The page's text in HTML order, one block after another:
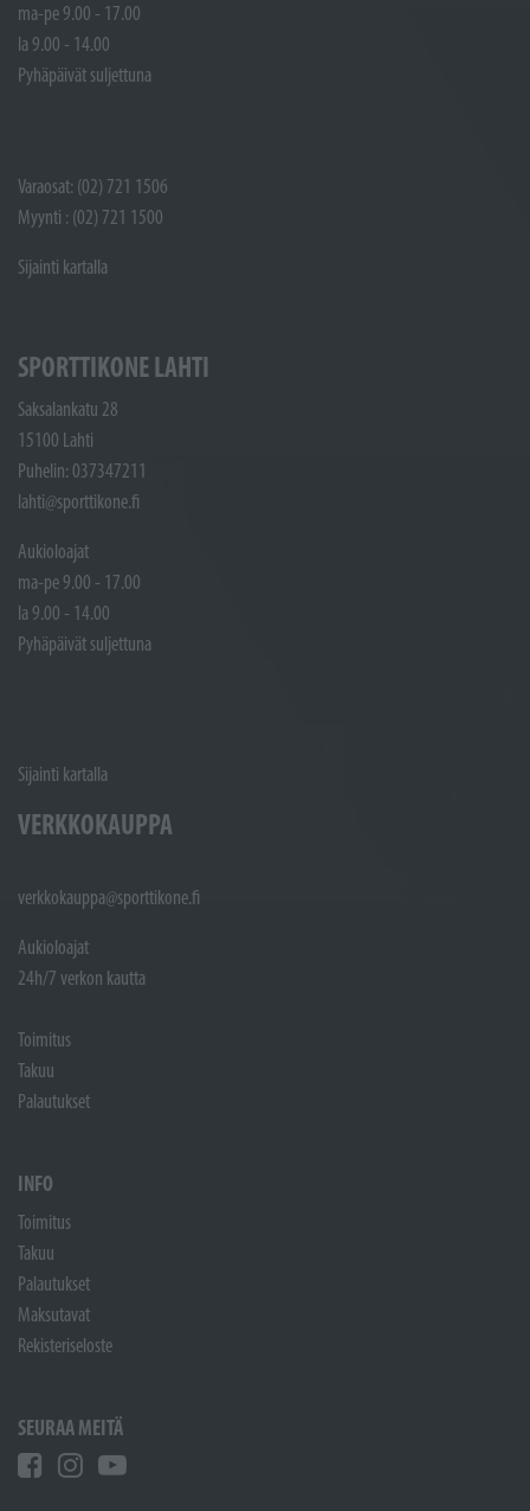
ma-pe 9.00 - 17.00
la 9.00 - 14.00
Pyhäpäivät suljettuna
Varaosat: (02) 721 1506
Myynti : (02) 721 1500
Sijainti kartalla
SPORTTIKONE LAHTI
Saksalankatu 28
15100 Lahti
Puhelin: 037347211
lahti@sporttikone.fi
Aukioloajat
ma-pe 9.00 - 17.00
la 9.00 - 14.00
Pyhäpäivät suljettuna
Sijainti kartalla
VERKKOKAUPPA
verkkokauppa@sporttikone.fi
Aukioloajat
24h/7 verkon kautta
Toimitus
Takuu
Palautukset
INFO
Toimitus
Takuu
Palautukset
Maksutavat
Rekisteriseloste
SEURAA MEITÄ